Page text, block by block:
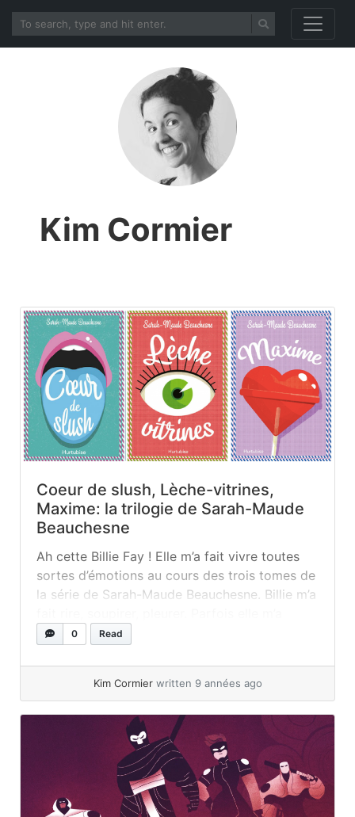
Kim Cormier
Coeur de slush, Lèche-vitrines,
Maxime: la trilogie de Sarah-Maude
Beauchesne
Ah cette Billie Fay ! Elle m’a fait vivre toutes
sortes d’émotions au cours des trois tomes de
la série de Sarah-Maude Beauchesne. Billie m’a
découragée, parfois je l’ai enviée, mais par-
Une chose est certaine, Billie n’a pas peur... »
read more
0 Read
Kim Cormier written 9 années ago